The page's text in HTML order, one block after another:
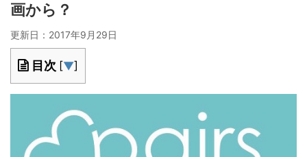
画から？
更新日： 2017年9月29日
目次 [▼]